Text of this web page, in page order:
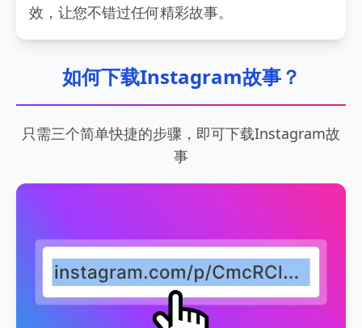
效，让您不错过任何精彩故事。
如何下载Instagram故事？
只需三个简单快捷的步骤，即可下载Instagram故
事